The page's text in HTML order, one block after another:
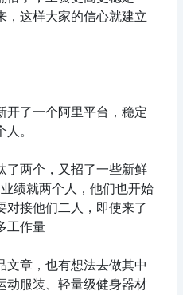
，这样大家的信心就建立
开了一个阿里平台，稳定
。
了两个，又招了一些新鲜
绩就两个人，他们也开始
对接他们二人，即使来了
工作量
文章，也有想法去做其中
动服装、轻量级健身器材